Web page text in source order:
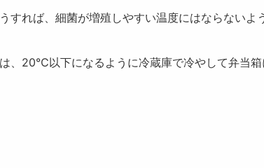
すれば、細菌が増殖しやすい温度にはならないよ
、20℃以下になるように冷蔵庫で冷やして弁当箱